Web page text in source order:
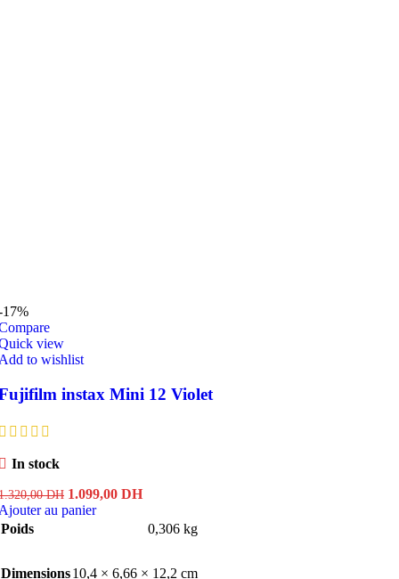
17%
view
to wishlist
instax Mini 12 Violet
In stock
DH Le
prix
1.099,00 DHLe
actuel
au panier
Poids
0,306 kg
Dimensions10,4 × 6,66 × 12,2 cm